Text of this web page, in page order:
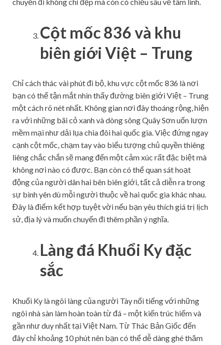
Cột mốc 836 và khu
biên giới Việt – Trung
Chỉ cách thác vài phút đi bộ, khu vực cột mốc 836 là nơi
bạn có thể tận mắt nhìn thấy đường biên giới Việt – Trung
một cách rõ nét nhất. Không gian nơi đây thoáng rộng, hiện
ra với những bãi cỏ xanh và dòng sông Quây Sơn uốn lượn
mềm mại như dải lụa chia đôi hai quốc gia. Việc đứng ngay
cạnh cột mốc, chạm tay vào biểu tượng chủ quyền thiêng
liêng chắc chắn sẽ mang đến một cảm xúc rất đặc biệt mà
không nơi nào có được. Bạn còn có thể quan sát hoạt
động của người dân hai bên biên giới, tất cả diễn ra trong
sự bình yên dù mỗi người thuộc về hai quốc gia khác nhau.
Đây là điểm kết hợp tuyệt vời nếu bạn yêu thích giá trị lịch
sử, địa lý và muốn chuyến đi thêm phần ý nghĩa.
Làng đá Khuổi Ky đặc
sắc
Khuổi Ky là ngôi làng của người Tày nổi tiếng với những
ngôi nhà sàn làm hoàn toàn từ đá – một kiến trúc hiếm và
gần như duy nhất tại Việt Nam. Từ Thác Bản Giốc đến
đây chỉ khoảng 10 phút nên bạn có thể dễ dàng ghé thăm